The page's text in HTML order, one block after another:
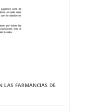
LAS FARMANCIAS DE